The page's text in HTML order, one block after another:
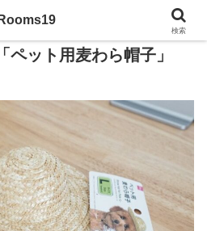
ペット用麦わら帽子」
Rooms19
検索